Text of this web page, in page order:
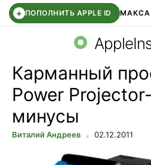
+ ПОПОЛНИТЬ APPLE ID МАКС
СБЕР КИДС ВТБ ОНЛАЙН
Карманный
Power
минусы
Виталий Андреев 02.12.2011